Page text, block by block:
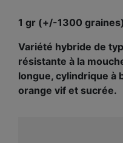
1 gr (+/-1300 graines)
Variété hybride de
résistante à la
longue, cylindrique à
orange vif et sucrée.